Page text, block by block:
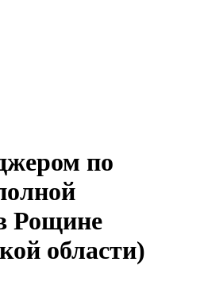
по
Рощине
области)